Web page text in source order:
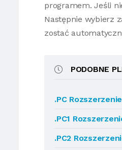
programem. Jeśli
Następnie wybierz
zostać
PODOBNE
.PC
.PC1
.PC2